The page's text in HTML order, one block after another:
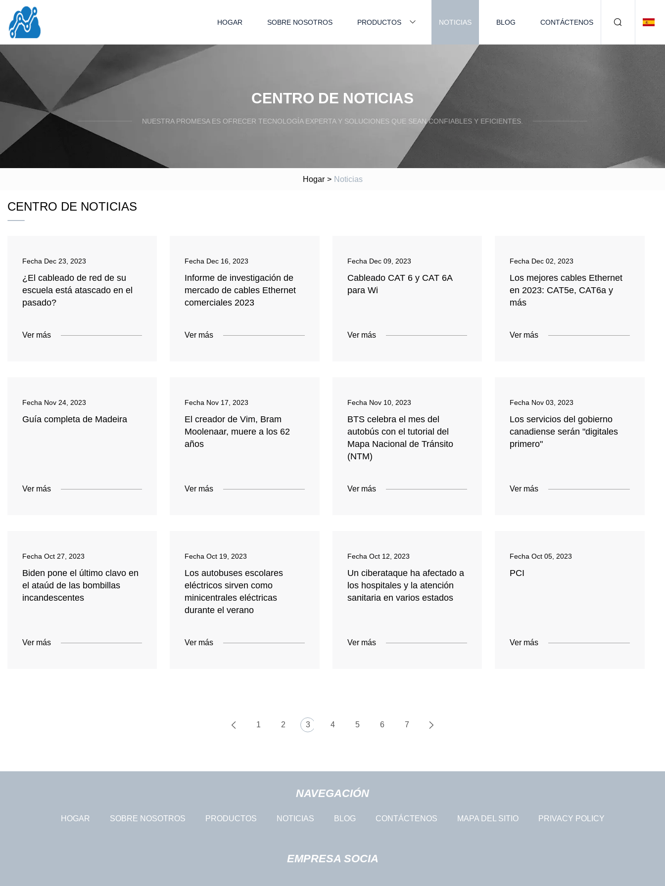
HOGAR SOBRE NOSOTROS PRODUCTOS NOTICIAS BLOG CONTÁCTENOS
CENTRO DE NOTICIAS
NUESTRA PROMESA ES OFRECER TECNOLOGÍA EXPERTA Y SOLUCIONES QUE SEAN CONFIABLES Y EFICIENTES.
Hogar > Noticias
CENTRO DE NOTICIAS
Fecha Dec 23, 2023
¿El cableado de red de su
escuela está atascado en el
pasado?
Ver más
Fecha Dec 16, 2023
Informe de investigación de
mercado de cables Ethernet
comerciales 2023
Ver más
Fecha Dec 09, 2023
Cableado CAT 6 y CAT 6A
para Wi
Ver más
Fecha Dec 02, 2023
Los mejores cables Ethernet
en 2023: CAT5e, CAT6a y
más
Ver más
Fecha Nov 24, 2023
Guía completa de Madeira
Ver más
Fecha Nov 17, 2023
El creador de Vim, Bram
Moolenaar, muere a los 62
años
Ver más
Fecha Nov 10, 2023
BTS celebra el mes del
autobús con el tutorial del
Mapa Nacional de Tránsito
(NTM)
Ver más
Fecha Nov 03, 2023
Los servicios del gobierno
canadiense serán "digitales
primero"
Ver más
Fecha Oct 27, 2023
Biden pone el último clavo en
el ataúd de las bombillas
incandescentes
Ver más
FechaOct 19, 2023
Los autobuses escolares
eléctricos sirven como
minicentrales eléctricas
durante el verano
Ver más
Fecha Oct 12, 2023
Un ciberataque ha afectado a
los hospitales y la atención
sanitaria en varios estados
Ver más
FechaOct 05, 2023
PCI
Ver más
1 2 3 4 5 6 7
NAVEGACIÓN
HOGAR SOBRE NOSOTROS PRODUCTOS NOTICIAS BLOG CONTÁCTENOS MAPA DEL SITIO PRIVACY POLICY
EMPRESA SOCIA